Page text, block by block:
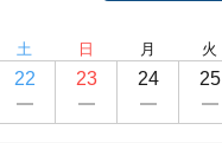
土
22
日
23
月
24
火
25